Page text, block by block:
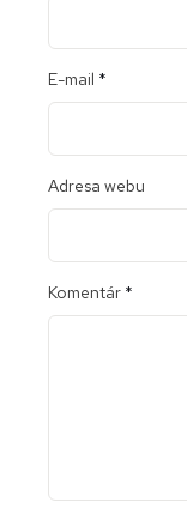
Komentár *
E-mail *
Adresa webu